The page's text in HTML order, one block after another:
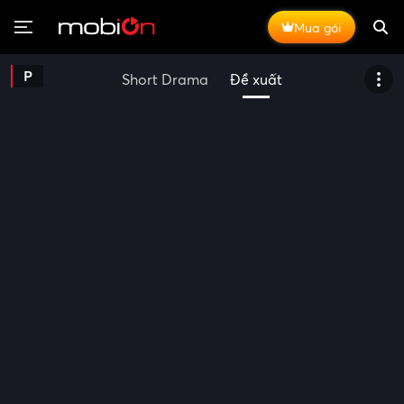
Mua gói
Short Drama Đề xuất
P